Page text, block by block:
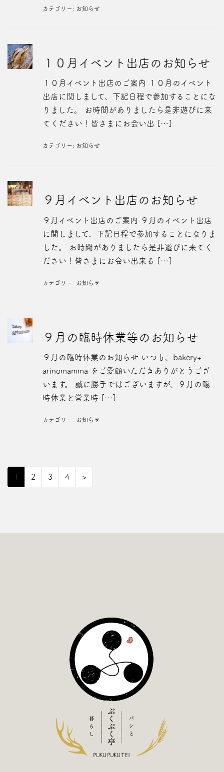
カテゴリー: お知らせ
１０月イベント出店のお知らせ
１０月イベント出店のご案内 １０月のイベント
出店に関しまして、下記日程で参加することにな
りました。 お時間がありましたら是非遊びに来
てください！皆さまにお会い出 […]
カテゴリー: お知らせ
９月イベント出店のお知らせ
９月イベント出店のご案内 ９月のイベント出店
に関しまして、下記日程で参加することになりま
した。 お時間がありましたら是非遊びに来てく
ださい！皆さまにお会い出来る […]
カテゴリー: お知らせ
９月の臨時休業等のお知らせ
９月の臨時休業のお知らせ いつも、bakery+
arinomamma をご愛顧いただきありがとうござ
います。 誠に勝手ではございますが、９月の臨
時休業と営業時 […]
カテゴリー: お知らせ
1 2 3 4 >